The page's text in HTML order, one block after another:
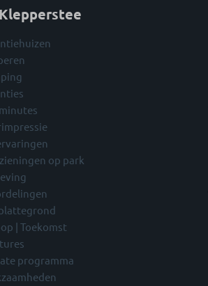
op park
| Toekomst
programma